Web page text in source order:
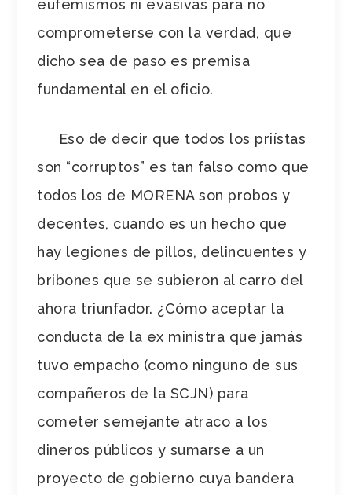
eufemismos ni evasivas para no
comprometerse con la verdad, que
dicho sea de paso es premisa
fundamental en el oficio.
Eso de decir que todos los priístas
son “corruptos” es tan falso como que
todos los de MORENA son probos y
decentes, cuando es un hecho que
hay legiones de pillos, delincuentes y
bribones que se subieron al carro del
ahora triunfador. ¿Cómo aceptar la
conducta de la ex ministra que jamás
tuvo empacho (como ninguno de sus
compañeros de la SCJN) para
cometer semejante atraco a los
dineros públicos y sumarse a un
proyecto de gobierno cuya bandera